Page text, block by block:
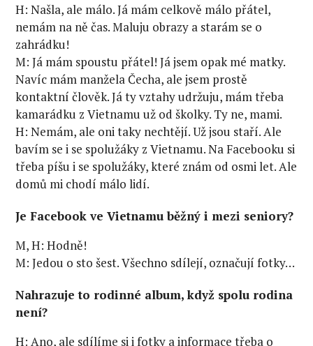
H: Našla, ale málo. Já mám celkově málo přátel,
nemám na ně čas. Maluju obrazy a starám se o
zahrádku!
M: Já mám spoustu přátel! Já jsem opak mé matky.
Navíc mám manžela Čecha, ale jsem prostě
kontaktní člověk. Já ty vztahy udržuju, mám třeba
kamarádku z Vietnamu už od školky. Ty ne, mami.
H: Nemám, ale oni taky nechtějí. Už jsou staří. Ale
bavím se i se spolužáky z Vietnamu. Na Facebooku si
třeba píšu i se spolužáky, které znám od osmi let. Ale
domů mi chodí málo lidí.
Je Facebook ve Vietnamu běžný i mezi seniory?
M, H: Hodně!
M: Jedou o sto šest. Všechno sdílejí, označují fotky…
Nahrazuje to rodinné album, když spolu rodina
není?
H: Ano, ale sdílíme si i fotky a informace třeba o